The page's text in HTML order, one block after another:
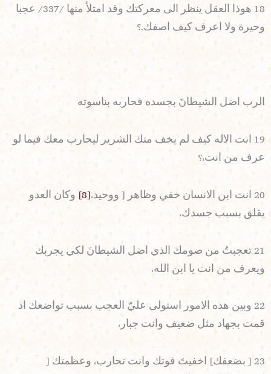
18 هوذا العقل ينظر الى معركتك وقد امتلأ منها /337/ عجبا
وحيرة ولا اعرف كيف اصفك.؟
الرب اضل الشيطانَ بجسده فحاربه بناسوته
19 انت الاله كيف لم يخف منك الشرير ليحارب معك فيما لو
عرف من انت،؟
20 انت ابن الانسان خفي وظاهر [ ووحيد، [8]
وكان العدو
يقلق بسبب جسدك،
21 تعجبتُ من صومك الذي اضل الشيطانَ لكي يجربك
ويعرف من انت يا ابن الله،
22 وبين هذه الامور استولى عليّ العجب بسبب تواضعك اذ
قمت بجهاد مثل ضعيف وانت جبار،
23 [ بضعفك] اخفيتَ قوتك وانت تحارب، وعظمتك [